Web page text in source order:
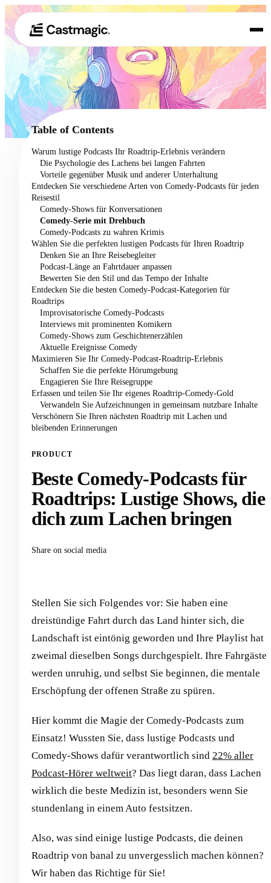
01 Produkt
02 Anwendungsfälle
Preisgestaltung
Über uns
Table of Contents
Warum lustige Podcasts Ihr Roadtrip-Erlebnis verändern
Die Psychologie des Lachens bei langen Fahrten
Vorteile gegenüber Musik und anderer Unterhaltung
Entdecken Sie verschiedene Arten von Comedy-Podcasts für jeden
Reisestil
Comedy-Shows für Konversationen
Comedy-Serie mit Drehbuch
Comedy-Podcasts zu wahren Krimis
Wählen Sie die perfekten lustigen Podcasts für Ihren Roadtrip
Denken Sie an Ihre Reisebegleiter
Podcast-Länge an Fahrtdauer anpassen
Bewerten Sie den Stil und das Tempo der Inhalte
Entdecken Sie die besten Comedy-Podcast-Kategorien für
Roadtrips
Improvisatorische Comedy-Podcasts
Interviews mit prominenten Komikern
Comedy-Shows zum Geschichtenerzählen
Aktuelle Ereignisse Comedy
Maximieren Sie Ihr Comedy-Podcast-Roadtrip-Erlebnis
Schaffen Sie die perfekte Hörumgebung
Engagieren Sie Ihre Reisegruppe
Erfassen und teilen Sie Ihr eigenes Roadtrip-Comedy-Gold
Verwandeln Sie Aufzeichnungen in gemeinsam nutzbare Inhalte
Verschönern Sie Ihren nächsten Roadtrip mit Lachen und
bleibenden Erinnerungen
PRODUCT
Beste Comedy-Podcasts für
Roadtrips: Lustige Shows, die
dich zum Lachen bringen
Share on social media
Stellen Sie sich Folgendes vor: Sie haben eine
dreistündige Fahrt durch das Land hinter sich, die
Landschaft ist eintönig geworden und Ihre Playlist hat
zweimal dieselben Songs durchgespielt. Ihre Fahrgäste
werden unruhig, und selbst Sie beginnen, die mentale
Erschöpfung der offenen Straße zu spüren.
Hier kommt die Magie der Comedy-Podcasts zum
Einsatz! Wussten Sie, dass lustige Podcasts und
Comedy-Shows dafür verantwortlich sind 22% aller
Podcast-Hörer weltweit? Das liegt daran, dass Lachen
wirklich die beste Medizin ist, besonders wenn Sie
stundenlang in einem Auto festsitzen.
Also, was sind einige lustige Podcasts, die deinen
Roadtrip von banal zu unvergesslich machen können?
Wir haben das Richtige für Sie!